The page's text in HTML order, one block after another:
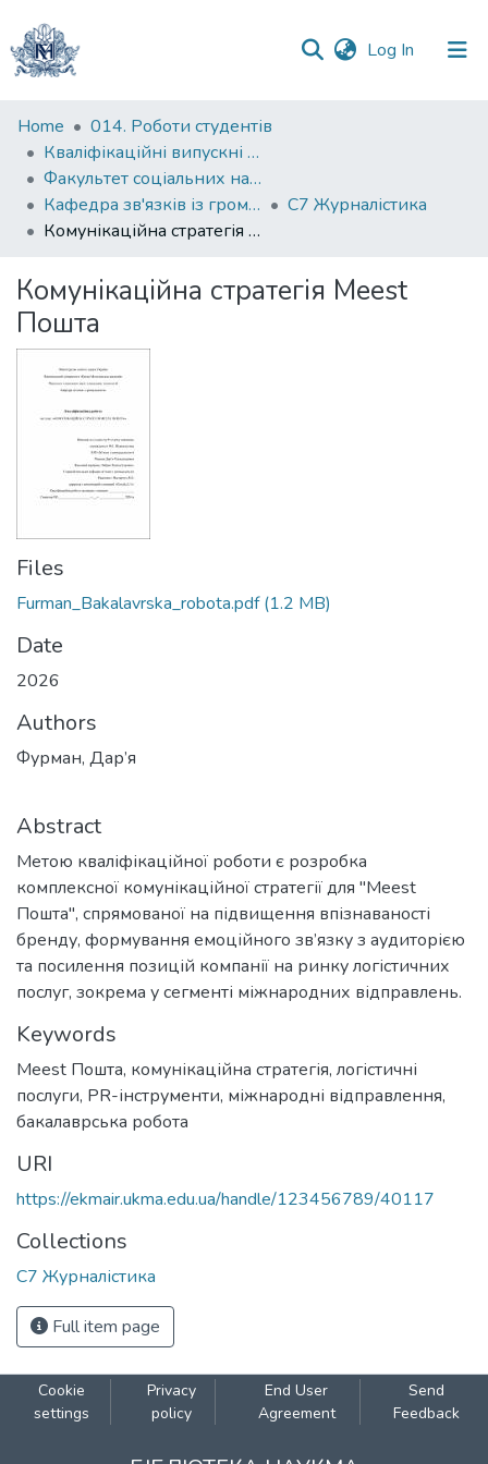
Log In (current)
Communities
&
Collections
All of DSpace
Statistics
Home
014. Роботи студентів
Кваліфікаційні випускні роботи здобувачів вищої освіти бакалаврських програм
Факультет соціальних наук і соціальних технологій
Кафедра зв'язків із громадськістю
С7 Журналістика
Комунікаційна стратегія Meest Пошта
Комунікаційна стратегія Meest
Пошта
Files
Furman_Bakalavrska_robota.pdf(1.2 MB)
Date
2026
Authors
Фурман, Дар’я
Abstract
Метою кваліфікаційної роботи є розробка
комплексної комунікаційної стратегії для "Meest
Пошта", спрямованої на підвищення впізнаваності
бренду, формування емоційного зв’язку з аудиторією
та посилення позицій компанії на ринку логістичних
послуг, зокрема у сегменті міжнародних відправлень.
Keywords
Meest Пошта, комунікаційна стратегія, логістичні
послуги, PR-інструменти, міжнародні відправлення,
бакалаврська робота
URI
https://ekmair.ukma.edu.ua/handle/123456789/40117
Collections
С7 Журналістика
Full item page
Cookie
settings
Privacy
policy
End User
Agreement
Send
Feedback